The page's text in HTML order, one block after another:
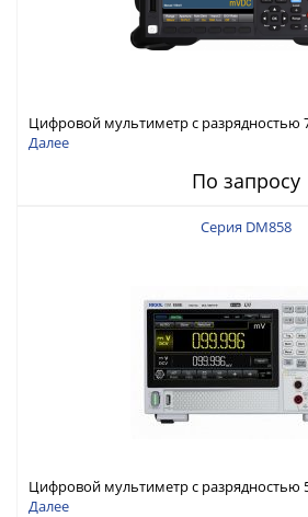
Цифровой мультиметр с разрядностью
Далее
По запросу
Серия DM858
Цифровой мультиметр с разрядностью
интерфейсами USB-device, USB-host, LAN
Далее